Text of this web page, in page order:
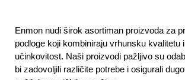
Enmon nudi širok asortiman proizvoda za
podloge koji kombiniraju vrhunsku kvalitetu i
učinkovitost. Naši proizvodi pažljivo su
bi zadovoljili različite potrebe i osigurali